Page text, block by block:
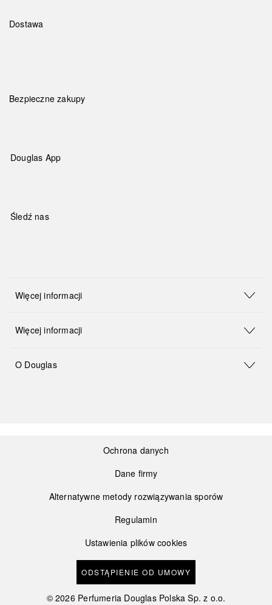
Dostawa
Bezpieczne zakupy
Douglas App
Śledź nas
Więcej informacji
Więcej informacji
O Douglas
Ochrona danych
Dane firmy
Alternatywne metody rozwiązywania sporów
Regulamin
Ustawienia plików cookies
ODSTĄPIENIE OD UMOWY
©2026 Perfumeria Douglas Polska Sp. z o.o.